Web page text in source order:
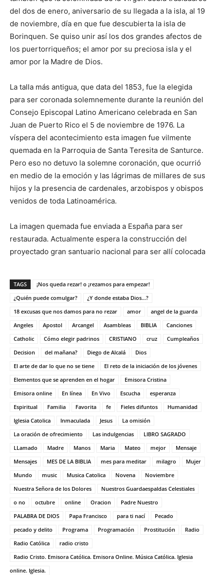
del dos de enero, aniversario de su llegada a la isla, al 19
de noviembre, día en que fue descubierta la isla de
Borinquen. Se quiso unir así los dos grandes afectos de
los puertorriqueños; el amor por su preciosa isla y el
amor por la Madre de Dios.
La talla más antigua, que data del 1853, fue la elegida
para ser coronada solemnemente durante la reunión del
Consejo Episcopal Latino Americano celebrada en San
Juan de Puerto Rico el 5 de noviembre de 1976. La
víspera del acontecimiento esta imagen fue vilmente
quemada en la Parroquia de Santa Teresita de Santurce.
Pero eso no detuvo la solemne coronación, que ocurrió
en medio de la emoción y las lágrimas de millares de sus
hijos y la presencia de cardenales, arzobispos y obispos
venidos de toda Latinoamérica.
La imagen quemada fue enviada a España para ser
restaurada. Actualmente espera la construcción del
proyectado gran santuario nacional para ser allí colocada
TAGS
¡Nos queda rezar! o ¡rezamos para empezar!
¿Quién puede comulgar?
¿Y donde estaba Dios...?
18 excusas que nos damos para no rezar
amor
angel de la guarda
Angeles
Apostol Arcangel Asambleas BIBLIA
Canciones
Catholic
Cómo elegir padrinos CRISTIANO cruz
Cumpleaños
Decision
del mañana? Diego de Alcalá
Dios
El arte de dar lo que no se tiene
El reto de la iniciación de los jóvenes
Elementos que se aprenden en el hogar
Emisora Cristina
Emisora online
En línea En Vivo Escucha
esperanza
Espiritual
Familia Favorita fe Fieles difuntos
Humanidad
Iglesia Catolica
Inmaculada Jesus
La omisión
La oración de ofrecimiento
Las indulgencias
LIBRO SAGRADO
LLamado
Madre Manos Maria Mateo mejor
Mensaje
Mensajes
MES DE LA BIBLIA mes para meditar milagro
Mujer
Mundo
music Musica Catolica Novena
Noviembre
Nuestra Señora de los Dolores
Nuestros Guardaespaldas Celestiales
o no
octubre online Oracion
Padre Nuestro
PALABRA DE DIOS
Papa Francisco para ti nací
Pecado
pecado y delito
Programa Programación Prostitución
Radio
Radio Católica
radio cristo
Radio Cristo. Emisora Católica. Emisora Online. Música Católica. Iglesia
online. Iglesia.